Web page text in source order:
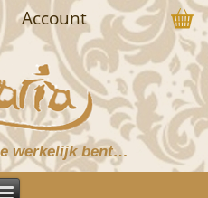
werkelijk bent…
Account